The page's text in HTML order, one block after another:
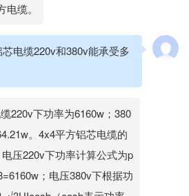
缆。
电缆220v和380v能承受多
220v下功率为6160w；380
。4x4平方铝芯电缆的
压220v下功率计算公式为p
；电压380v下根据功